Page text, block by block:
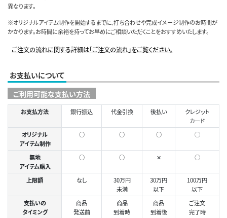
異なります。
※オリジナルアイテム制作を開始するまでに、打ち合わせや完成イメージ制作のお時間が
かかります。お時間に余裕を持ってお早めにご相談いただくことをおすすめいたします。
ご注文の流れに関する詳細は「ご注文の流れ」をご覧ください。
お支払いについて
ご利用可能な支払い方法
お支払方法 銀行振込 代金引換 後払い
クレジット
カード
オリジナル
アイテム制作
○ ○ ○ ◯
無地
アイテム購入
○ ○ ✕ ○
上限額 なし
30万円
未満
30万円
以下
100万円
以下
支払いの
タイミング
商品
発送前
商品
到着時
商品
到着後
ご注文
完了時